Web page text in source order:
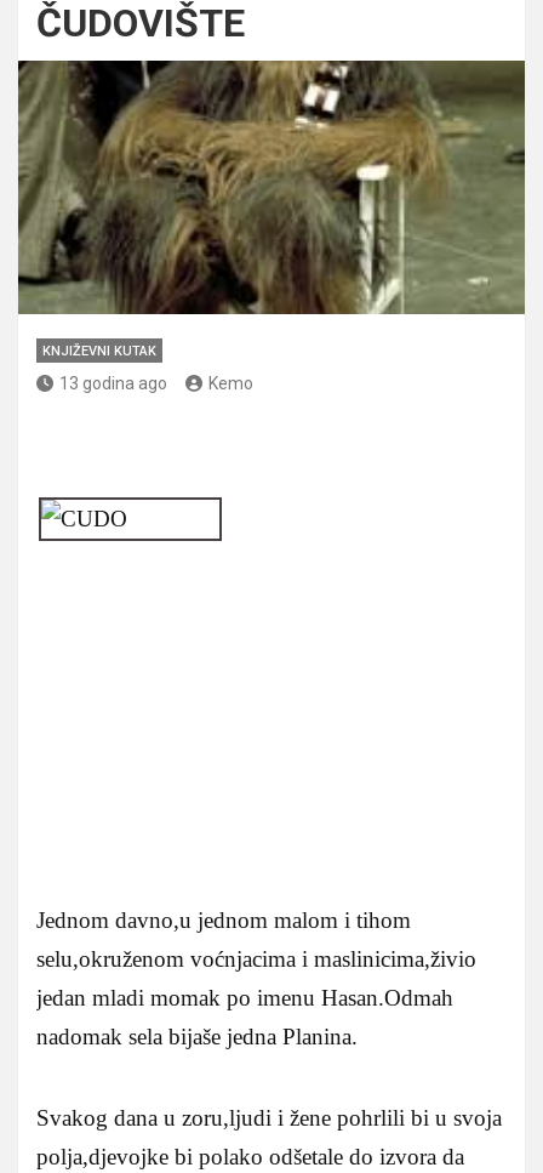
ČUDOVIŠTE
KNJIŽEVNI KUTAK
13 godina ago Kemo
Jednom davno,u jednom malom i tihom
selu,okruženom voćnjacima i maslinicima,živio
jedan mladi momak po imenu Hasan.Odmah
nadomak sela bijaše jedna Planina.
Svakog dana u zoru,ljudi i žene pohrlili bi u svoja
polja,djevojke bi polako odšetale do izvora da